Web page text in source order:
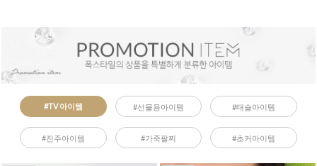
#TV 아이템 #선물용아이템 #태슬아이템
#진주아이템 #가죽팔찌 #초커아이템